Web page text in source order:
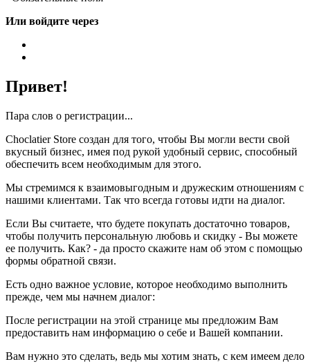
Или войдите через
Привет!
Пара слов о регистрации...
Choclatier Store создан для того, чтобы Вы могли вести свой
вкусный бизнес, имея под рукой удобный сервис, способный
обеспечить всем необходимым для этого.
Мы стремимся к взаимовыгодным и дружеским отношениям с
нашими клиентами. Так что всегда готовы идти на диалог.
Если Вы считаете, что будете покупать достаточно товаров,
чтобы получить персональную любовь и скидку - Вы можете
ее получить. Как? - да просто скажите нам об этом с помощью
формы обратной связи.
Есть одно важное условие, которое необходимо выполнить
прежде, чем мы начнем диалог:
После регистрации на этой странице мы предложим Вам
предоставить нам информацию о себе и Вашей компании.
Вам нужно это сделать, ведь мы хотим знать, с кем имеем дело